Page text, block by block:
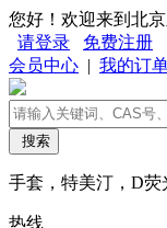
您好！欢迎来到北
请登录
免费注册
会员中心 | 我的订
搜索
手套，特美汀，D荧
热线